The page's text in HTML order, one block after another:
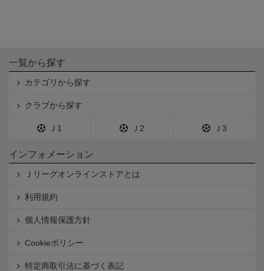
一覧から探す
カテゴリから探す
クラブから探す
Ｊ1 Ｊ2 Ｊ3
インフォメーション
Ｊリーグオンラインストアとは
利用規約
個人情報保護方針
Cookieポリシー
特定商取引法に基づく表記